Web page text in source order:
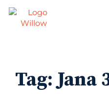
Tag:Jana